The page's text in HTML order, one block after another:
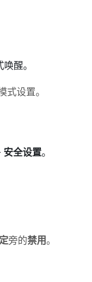
醒。
式设置。
安全设置。
旁的禁用。